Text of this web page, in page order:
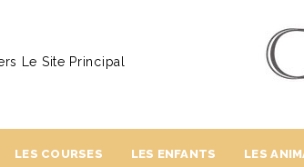
Le Site Principal
LES COURSES LES ENFANTS LES